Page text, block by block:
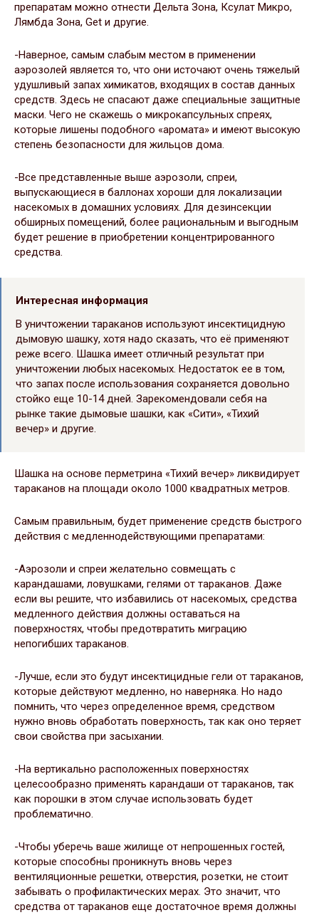
препаратам можно отнести Дельта Зона, Ксулат Микро,
Лямбда Зона, Get и другие.
-Наверное, самым слабым местом в применении
аэрозолей является то, что они источают очень тяжелый
удушливый запах химикатов, входящих в состав данных
средств. Здесь не спасают даже специальные защитные
маски. Чего не скажешь о микрокапсульных спреях,
которые лишены подобного «аромата» и имеют высокую
степень безопасности для жильцов дома.
-Все представленные выше аэрозоли, спреи,
выпускающиеся в баллонах хороши для локализации
насекомых в домашних условиях. Для дезинсекции
обширных помещений, более рациональным и выгодным
будет решение в приобретении концентрированного
средства.
Интересная информация
В уничтожении тараканов используют инсектицидную
дымовую шашку, хотя надо сказать, что её применяют
реже всего. Шашка имеет отличный результат при
уничтожении любых насекомых. Недостаток ее в том,
что запах после использования сохраняется довольно
стойко еще 10-14 дней. Зарекомендовали себя на
рынке такие дымовые шашки, как «Сити», «Тихий
вечер» и другие.
Шашка на основе перметрина «Тихий вечер» ликвидирует
тараканов на площади около 1000 квадратных метров.
Самым правильным, будет применение средств быстрого
действия с медленнодействующими препаратами:
-Аэрозоли и спреи желательно совмещать с
карандашами, ловушками, гелями от тараканов. Даже
если вы решите, что избавились от насекомых, средства
медленного действия должны оставаться на
поверхностях, чтобы предотвратить миграцию
непогибших тараканов.
-Лучше, если это будут инсектицидные гели от тараканов,
которые действуют медленно, но наверняка. Но надо
помнить, что через определенное время, средством
нужно вновь обработать поверхность, так как оно теряет
свои свойства при засыхании.
-На вертикально расположенных поверхностях
целесообразно применять карандаши от тараканов, так
как порошки в этом случае использовать будет
проблематично.
-Чтобы уберечь ваше жилище от непрошенных гостей,
которые способны проникнуть вновь через
вентиляционные решетки, отверстия, розетки, не стоит
забывать о профилактических мерах. Это значит, что
средства от тараканов еще достаточное время должны